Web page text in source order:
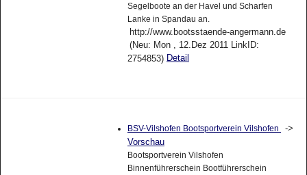
Segelboote an der Havel und Scharfen
Lanke in Spandau an.
http://www.bootsstaende-angermann.de
(Neu: Mon , 12.Dez 2011 LinkID:
2754853) Detail
BSV-Vilshofen Bootsportverein Vilshofen
->
Vorschau
Bootsportverein Vilshofen
Binnenführerschein Bootführerschein